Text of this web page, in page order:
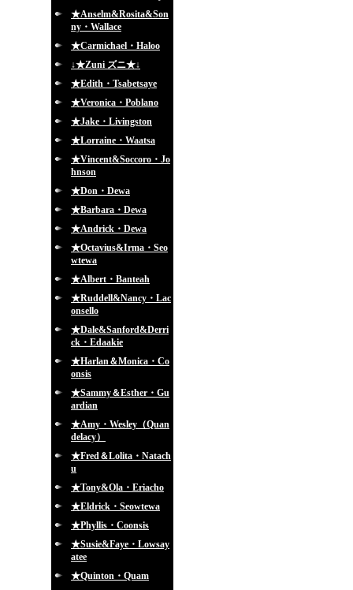
★Anselm&Rosita&Son
ny・Wallace
★Carmichael・Haloo
↓★Zuni ズニ★↓
★Edith・Tsabetsaye
★Veronica・Poblano
★Jake・Livingston
★Lorraine・Waatsa
★Vincent&Soccoro・Jo
hnson
★Don・Dewa
★Barbara・Dewa
★Andrick・Dewa
★Octavius&Irma・Seo
wtewa
★Albert・Banteah
★Ruddell&Nancy・Lac
onsello
★Dale&Sanford&Derri
ck・Edaakie
★Harlan＆Monica・Co
onsis
★Sammy＆Esther・Gu
ardian
★Amy・Wesley（Quan
delacy）
★Fred＆Lolita・Natach
u
★Tony&Ola・Eriacho
★Eldrick・Seowtewa
★Phyllis・Coonsis
★Susie&Faye・Lowsay
atee
★Quinton・Quam